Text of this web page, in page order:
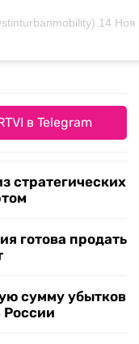
14 Ноя
в Telegram
стратегических
готова продать
сумму убытков
России